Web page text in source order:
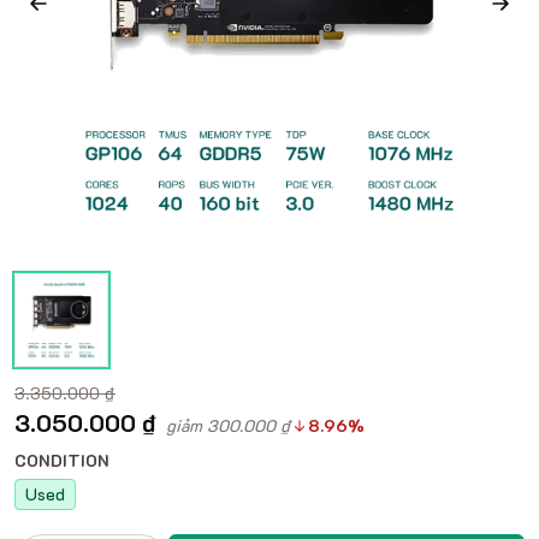
3.350.000 ₫
3.050.000 ₫ giảm 300.000 ₫
8.96%
CONDITION
Used